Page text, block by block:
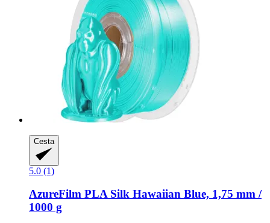
Cesta
5.0 (1)
AzureFilm PLA Silk Hawaiian Blue, 1,75 mm /
1000 g